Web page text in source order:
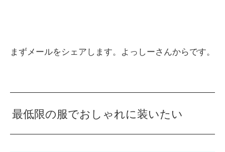
まずメールをシェアします。よっしーさんからです。
最低限の服でおしゃれに装いたい